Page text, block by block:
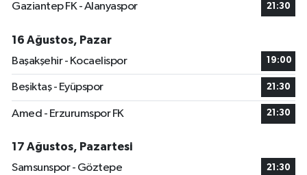
Gaziantep FK - Alanyaspor 21:30
16 Ağustos, Pazar
Başakşehir - Kocaelispor
19:00
Beşiktaş - Eyüpspor 21:30
Amed - Erzurumspor FK 21:30
17 Ağustos, Pazartesi
Samsunspor - Göztepe
21:30